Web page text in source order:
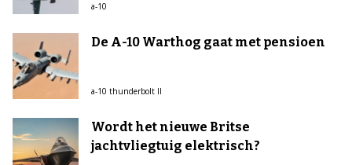
a-10
De A-10 Warthog gaat met pensioen
a-10 thunderbolt II
Wordt het nieuwe Britse
jachtvliegtuig elektrisch?